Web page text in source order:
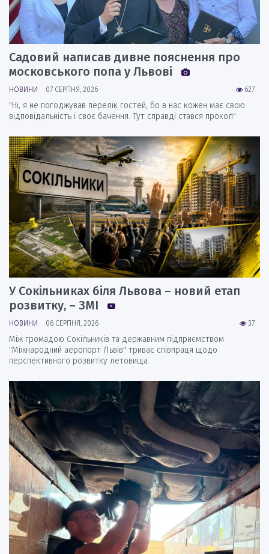
Садовий написав дивне пояснення про
московського попа у Львові
627
НОВИНИ 07 СЕРПНЯ, 2026
"Ні, я не погоджував перелік гостей, бо в нас кожен має свою
відповідальність і своє бачення. Тут справді стався прокол"
У Сокільниках біля Львова – новий етап
розвитку, – ЗМІ
37
НОВИНИ 06 СЕРПНЯ, 2026
Між громадою Сокільників та державним підприємством
"Міжнародний аеропорт Львів" триває співпраця щодо
перспективного розвитку летовища